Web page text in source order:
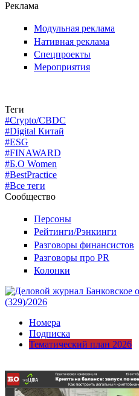
Реклама
Модульная реклама
Нативная реклама
Спецпроекты
Мероприятия
Теги
#Crypto/CBDC
#Digital Китай
#ESG
#FINAWARD
#Б.О Women
#BestPractice
#Все теги
Сообщество
Персоны
Рейтинги/Рэнкинги
Разговоры финансистов
Разговоры про PR
Колонки
Номера
Подписка
Тематический план 2026